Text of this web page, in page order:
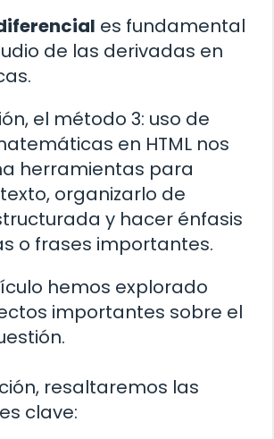
es fundamental
de las derivadas en
el método 3: uso de
en HTML nos
herramientas para
organizarlo de
y hacer énfasis
o frases importantes.
hemos explorado
importantes sobre el
resaltaremos las
clave: